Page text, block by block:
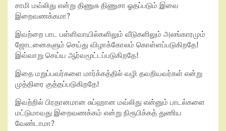
சாமி மவ்லிது என்று திணுசு திணுசா ஓதப்படும் இவை
இறைவணக்கமா?
இவற்றை பாட பள்ளிவாயில்களிலும் வீடுகளிலும் அலங்காரமும்
ஜோடனைகளும் செய்து விழாக்கோலம் கொள்ளப்படுகிறதே!
இவ்வாறு செய்ய ஆர்வமூட்டப்படுகிறதே!
இதை மறுப்பவர்களை மார்க்கத்தில் வழி தவறியவர்கள் என்று
முத்திரை குத்தப்படுகிறதே!
இவற்றில் பிரதானமான சுப்ஹான மவ்லிது என்னும் பாடல்களை
மட்டுமாவது இறைவணக்கம் என்று நிரூபிக்கத் துணிய
வேண்டாமா?